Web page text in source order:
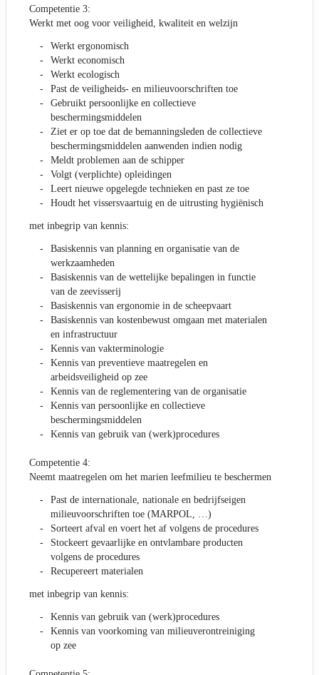
Competentie 3:
Werkt met oog voor veiligheid, kwaliteit en welzijn
Werkt ergonomisch
Werkt economisch
Werkt ecologisch
Past de veiligheids- en milieuvoorschriften toe
Gebruikt persoonlijke en collectieve
beschermingsmiddelen
Ziet er op toe dat de bemanningsleden de collectieve
beschermingsmiddelen aanwenden indien nodig
Meldt problemen aan de schipper
Volgt (verplichte) opleidingen
Leert nieuwe opgelegde technieken en past ze toe
Houdt het vissersvaartuig en de uitrusting hygiënisch
met inbegrip van kennis:
Basiskennis van planning en organisatie van de
werkzaamheden
Basiskennis van de wettelijke bepalingen in functie
van de zeevisserij
Basiskennis van ergonomie in de scheepvaart
Basiskennis van kostenbewust omgaan met materialen
en infrastructuur
Kennis van vakterminologie
Kennis van preventieve maatregelen en
arbeidsveiligheid op zee
Kennis van de reglementering van de organisatie
Kennis van persoonlijke en collectieve
beschermingsmiddelen
Kennis van gebruik van (werk)procedures
Competentie 4:
Neemt maatregelen om het marien leefmilieu te beschermen
Past de internationale, nationale en bedrijfseigen
milieuvoorschriften toe (MARPOL, …)
Sorteert afval en voert het af volgens de procedures
Stockeert gevaarlijke en ontvlambare producten
volgens de procedures
Recupereert materialen
met inbegrip van kennis:
Kennis van gebruik van (werk)procedures
Kennis van voorkoming van milieuverontreiniging
op zee